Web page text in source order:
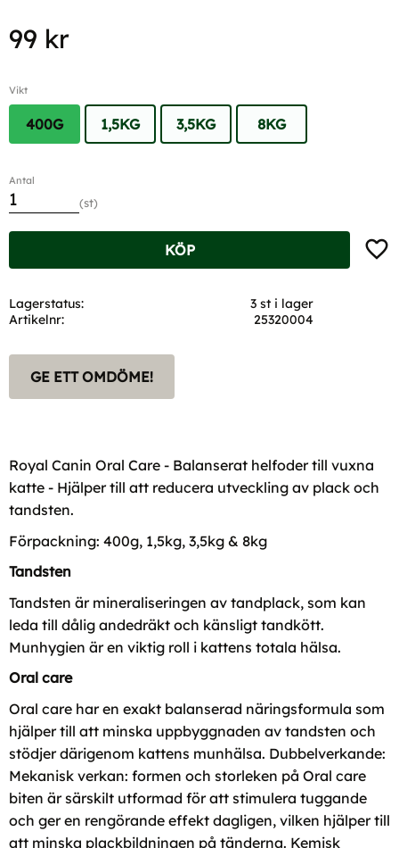
99 kr
Vikt
400G 1,5KG 3,5KG 8KG
Antal
st
KÖP
Lagerstatus
3 st i lager
Artikelnr
25320004
GE ETT OMDÖME!
Royal Canin Oral Care - Balanserat helfoder till vuxna
katte - Hjälper till att reducera utveckling av plack och
tandsten.
Förpackning: 400g, 1,5kg, 3,5kg & 8kg
Tandsten
Tandsten är mineraliseringen av tandplack, som kan
leda till dålig andedräkt och känsligt tandkött.
Munhygien är en viktig roll i kattens totala hälsa.
Oral care
Oral care har en exakt balanserad näringsformula som
hjälper till att minska uppbyggnaden av tandsten och
stödjer därigenom kattens munhälsa. Dubbelverkande:
Mekanisk verkan: formen och storleken på Oral care
biten är särskilt utformad för att stimulera tuggande
och ger en rengörande effekt dagligen, vilken hjälper till
att minska plackbildningen på tänderna. Kemisk